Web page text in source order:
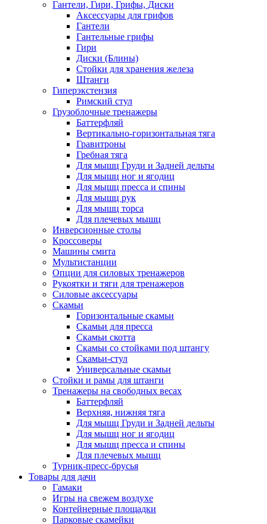
Гантели, Гири, Грифы, Диски
Аксессуары для грифов
Гантели
Гантельные грифы
Гири
Диски (Блины)
Стойки для хранения железа
Штанги
Гиперэкстензия
Римский стул
Грузоблочные тренажеры
Баттерфляй
Вертикально-горизонтальная тяга
Гравитроны
Гребная тяга
Для мышц Груди и Задней дельты
Для мышц ног и ягодиц
Для мышц пресса и спины
Для мышц рук
Для мышц торса
Для плечевых мышц
Инверсионные столы
Кроссоверы
Машины смита
Мультистанции
Опции для силовых тренажеров
Рукоятки и тяги для тренажеров
Силовые аксессуары
Скамьи
Горизонтальные скамьи
Скамьи для пресса
Скамьи скотта
Скамьи со стойками под штангу
Скамьи-стул
Универсальные скамьи
Стойки и рамы для штанги
Тренажеры на свободных весах
Баттерфляй
Верхняя, нижняя тяга
Для мышц Груди и Задней дельты
Для мышц ног и ягодиц
Для мышц пресса и спины
Для плечевых мышц
Турник-пресс-брусья
Товары для дачи
Гамаки
Игры на свежем воздухе
Контейнерные площадки
Парковые скамейки